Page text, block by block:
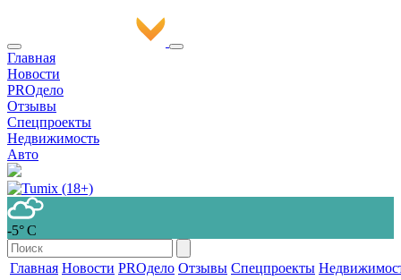
Главная
Новости
PROдело
Отзывы
Спецпроекты
Недвижимость
Авто
-5° С
Главная Новости PROдело Отзывы Спецпроекты